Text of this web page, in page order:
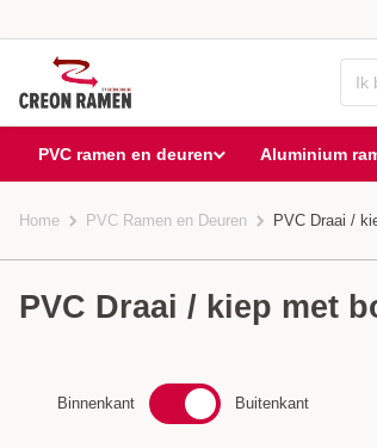
PVC ramen en deuren Aluminium
Home PVC Ramen en Deuren PVC Draai /
PVC Draai / kiep met
Binnenkant Buitenkant